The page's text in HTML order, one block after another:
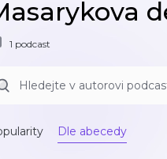
1 podcast
Dle abecedy